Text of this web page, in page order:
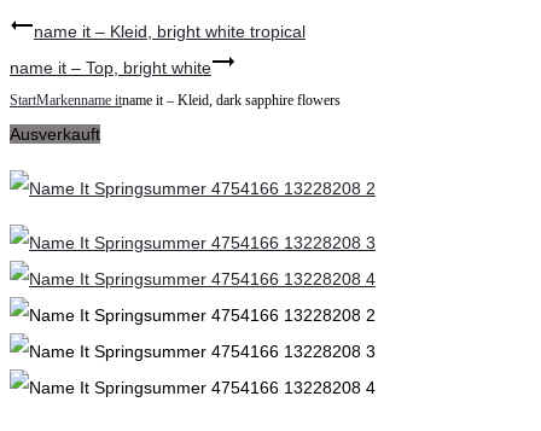
name it – Kleid, bright white tropical
name it – Top, bright white
StartMarkenname itname it – Kleid, dark sapphire flowers
Ausverkauft